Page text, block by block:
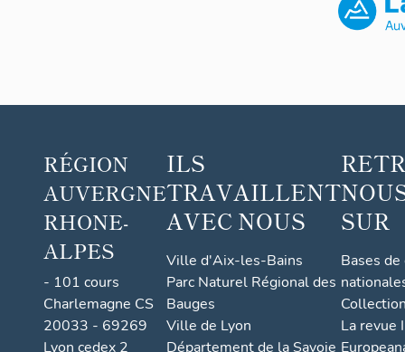
RÉGION
AUVERGNE
RHONE-
ALPES
- 101 cours
Charlemagne CS
20033 - 69269
Lyon cedex 2
ILS
TRAVAILLENT
AVEC NOUS
Ville d'Aix-les-Bains
Parc Naturel Régional des
Bauges
Ville de Lyon
Département de la Savoie
SUR
Bases
La revue